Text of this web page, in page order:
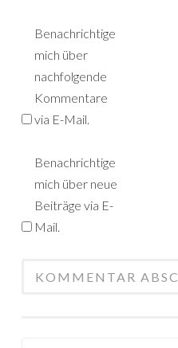
Benachrichtige
mich über
nachfolgende
Kommentare
via E-Mail.
Benachrichtige
mich über neue
Beiträge via E-
Mail.